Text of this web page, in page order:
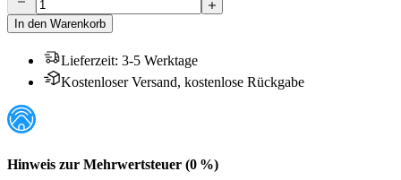
In den Warenkorb
Lieferzeit: 3-5 Werktage
Kostenloser Versand, kostenlose Rückgabe
Hinweis zur Mehrwertsteuer (0 %)